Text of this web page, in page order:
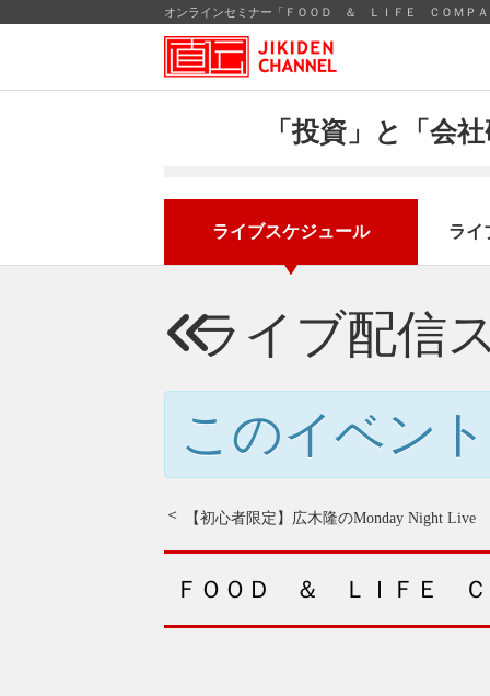
オンラインセミナー「ＦＯＯＤ ＆ ＬＩＦＥ ＣＯＭＰＡ
「投資」と「会
ライブスケジュール ライ
ライブ配信
このイベン
【初心者限定】広木隆のMonday Night Live
ＦＯＯＤ ＆ ＬＩＦＥ Ｃ